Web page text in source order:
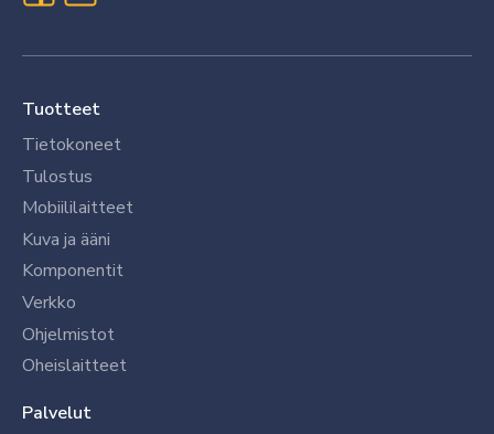
Tuotteet
Tietokoneet
Tulostus
Mobiililaitteet
Kuva ja ääni
Komponentit
Verkko
Ohjelmistot
Oheislaitteet
Palvelut